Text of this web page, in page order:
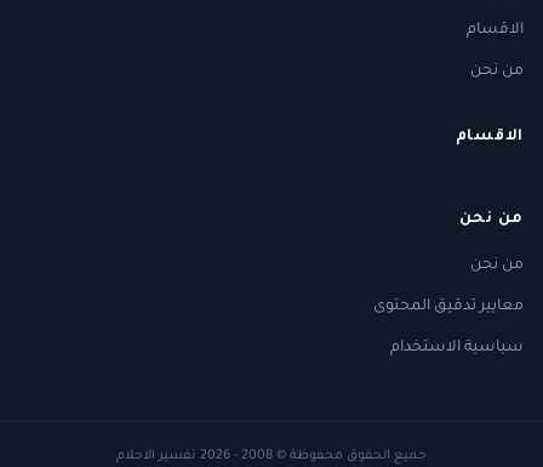
الاقسام
من نحن
الاقسام
من نحن
من نحن
معايير تدقيق المحتوى
سياسية الاستخدام
جميع الحقوق محفوظة © 2008 - 2026 تفسير الاحلام